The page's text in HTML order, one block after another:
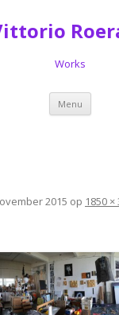
Works
Menu Spring
de
2015 op 1850 ×